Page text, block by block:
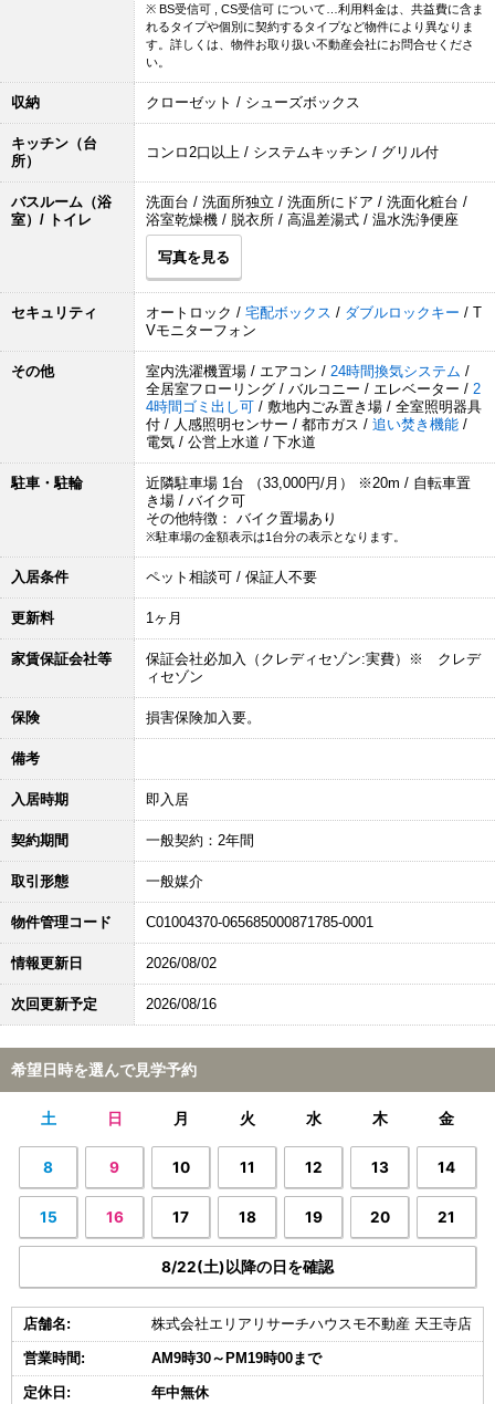
※ BS受信可 , CS受信可 について…利用料金は、共益費に含ま
れるタイプや個別に契約するタイプなど物件により異なりま
す。詳しくは、物件お取り扱い不動産会社にお問合せくださ
い。
収納 クローゼット / シューズボックス
キッチン（台
所）
コンロ2口以上 / システムキッチン / グリル付
バスルーム（浴
室）/ トイレ
洗面台 / 洗面所独立 / 洗面所にドア / 洗面化粧台 /
浴室乾燥機 / 脱衣所 / 高温差湯式 / 温水洗浄便座
写真を見る
セキュリティ オートロック / 宅配ボックス / ダブルロックキー / T
Vモニターフォン
その他 室内洗濯機置場 / エアコン / 24時間換気システム /
全居室フローリング / バルコニー / エレベーター / 2
4時間ゴミ出し可 / 敷地内ごみ置き場 / 全室照明器具
付 / 人感照明センサー / 都市ガス / 追い焚き機能 /
電気 / 公営上水道 / 下水道
駐車・駐輪
近隣駐車場 1台 （33,000円/月） ※20m / 自転車置
き場 / バイク可
その他特徴： バイク置場あり
※駐車場の金額表示は1台分の表示となります。
入居条件 ペット相談可 / 保証人不要
更新料 1ヶ月
家賃保証会社等
保証会社必加入（クレディセゾン:実費）※ クレデ
ィセゾン
保険 損害保険加入要。
備考
入居時期 即入居
契約期間 一般契約：2年間
取引形態 一般媒介
物件管理コード C01004370-065685000871785-0001
情報更新日 2026/08/02
次回更新予定 2026/08/16
希望日時を選んで見学予約
土 日 月 火 水 木 金
8 9 10 11 12 13 14
15 16 17 18 19 20 21
8/22(土)以降の日を確認
店舗名: 株式会社エリアリサーチハウスモ不動産 天王寺店
営業時間: AM9時30～PM19時00まで
定休日: 年中無休